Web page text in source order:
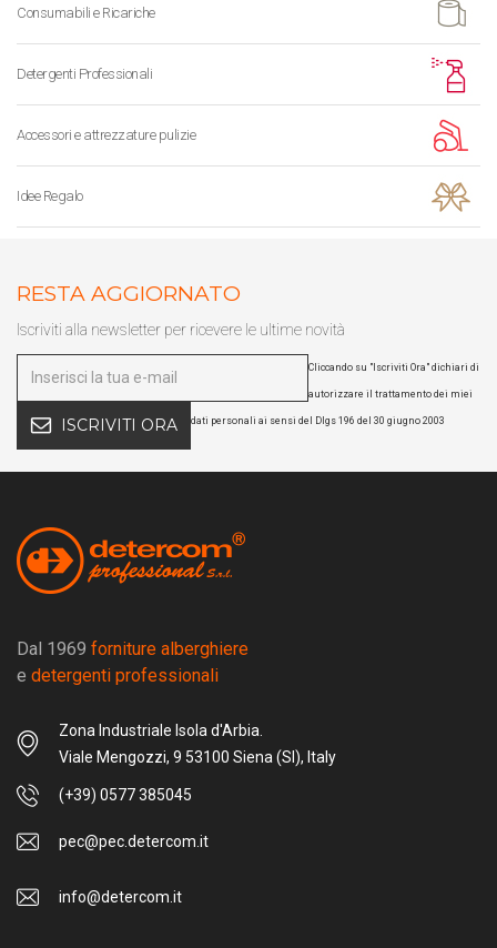
Consumabili e Ricariche
Detergenti Professionali
Accessori e attrezzature pulizie
Idee Regalo
RESTA AGGIORNATO
Iscriviti alla newsletter per ricevere le ultime novità
ISCRIVITI ORA
Cliccando su "Iscriviti Ora" dichiari di
autorizzare il trattamento dei miei
dati personali ai sensi del Dlgs 196 del 30 giugno 2003
Dal 1969 forniture alberghiere
e detergenti professionali
Zona Industriale Isola d'Arbia.
Viale Mengozzi, 9 53100 Siena (SI), Italy
(+39) 0577 385045
pec@pec.detercom.it
info@detercom.it